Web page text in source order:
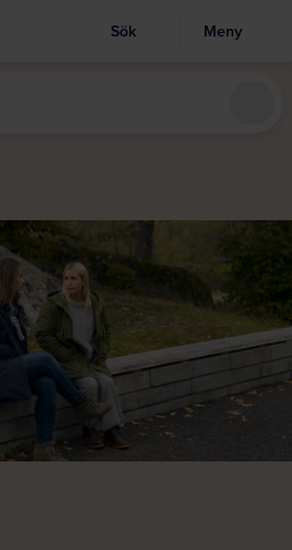
Visa sökruta
Sök Meny